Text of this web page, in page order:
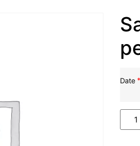
Date *